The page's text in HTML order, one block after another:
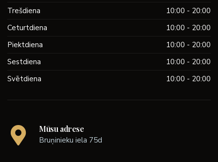
Trešdiena
10:00 - 20:00
Ceturtdiena
10:00 - 20:00
Piektdiena
10:00 - 20:00
Sestdiena
10:00 - 20:00
Svētdiena
10:00 - 20:00
Mūsu adrese
Bruņinieku iela 75d